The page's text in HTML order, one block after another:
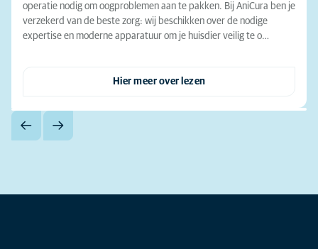
operatie nodig om oogproblemen aan te pakken. Bij AniCura ben je
verzekerd van de beste zorg: wij beschikken over de nodige
expertise en moderne apparatuur om je huisdier veilig te o…
Hier meer over lezen